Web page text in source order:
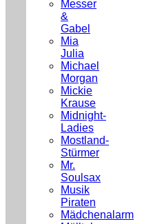
Messer
&
Gabel
Mia
Julia
Michael
Morgan
Mickie
Krause
Midnight-
Ladies
Mostland-
Stürmer
Mr.
Soulsax
Musik
Piraten
Mädchenalarm